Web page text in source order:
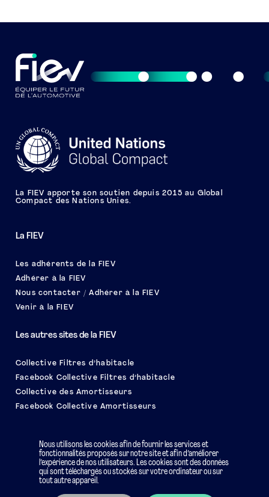
La FIEV
Les adhérents de la FIEV
Adhérer à la FIEV
Nous contacter / Adhérer à la FIEV
Venir à la FIEV
Les autres sites de la FIEV
Collective Filtres d’habitacle
Facebook Collective Filtres d’habitacle
Collective des Amortisseurs
Facebook Collective Amortisseurs
La FIEV apporte son soutien depuis 2015 au Global
Compact des Nations Unies.
Nous utilisons les cookies afin de fournir les services et
fonctionnalités proposés sur notre site et afin d’améliorer
l’expérience de nos utilisateurs. Les cookies sont des données
qui sont téléchargés ou stockés sur votre ordinateur ou sur
tout autre appareil.